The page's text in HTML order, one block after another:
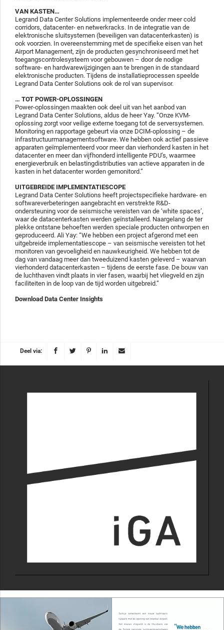
VAN KASTEN…
Legrand Data Center Solutions implementeerde onder meer cold
corridors, datacenter- en netwerkracks. In de integratie van de
elektronische sluitsystemen (beveiligen van datacenterkasten) is
ook voorzien. In overeenstemming met de specifieke eisen van het
Airport Management, zijn de producten gesynchroniseerd met het
toegangscontrolesysteem voor gebouwen – door de nodige
software- en hardwarewijzigingen aan te brengen in de standaard
elektronische producten. Tijdens de installatieprocessen speelde
Legrand Data Center Solutions ook de rol van supervisor.
… TOT POWER-OPLOSSINGEN
Power-oplossingen maakten ook deel uit van het aanbod van
Legrand Data Center Solutions, aldus de heer Yay. “Onze KVM-
oplossing zorgt voor veilige externe toegang tot de serversystemen.
Monitoring en rapportage gebeurt via onze DCIM-oplossing – de
infrastructuurmanagementsoftware. We hebben ook actief passieve
apparaten geïmplementeerd voor meer dan vierhonderd kasten in het
datacenter en meer dan vijfhonderd intelligente PDU’s, waarmee
energieverbruik en belastingdistributies van actieve apparaten in de
kasten in het datacenter worden gemonitord.”
UITGEBREIDE IMPLEMENTATIESCOPE
Legrand Data Center Solutions heeft projectspecifieke hardware- en
softwareverbeteringen aangebracht en verstrekte R&D-
ondersteuning voor de seismische vereisten van de ‘white spaces’,
waar de datacenterkasten werden geïnstalleerd. Naargelang de ter
plekke ontstane behoeften werden speciale producten ontworpen en
geproduceerd. Ali Yay: “We hebben een project afgerond met een
uitgebreide implementatiescope – van seismische vereisten tot het
monitoren van gevoeligheid en nauwkeurigheid. We hebben tot de
dag van vandaag meer dan tweeduizend kasten geleverd – waarvan
vierhonderd datacenterkasten – tijdens de eerste fase. De bouw van
de luchthaven vindt plaats in vier fasen, waarbij het vliegveld en zijn
faciliteiten in de loop van de tijd worden uitgebreid.”
Download Data Center Insights
Deel via: